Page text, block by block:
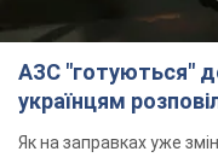
АЗС "готуються"
українцям
Як на заправках уже